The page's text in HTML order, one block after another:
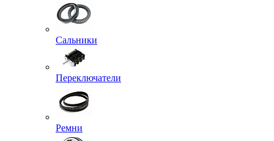
Сальники
Переключатели
Ремни